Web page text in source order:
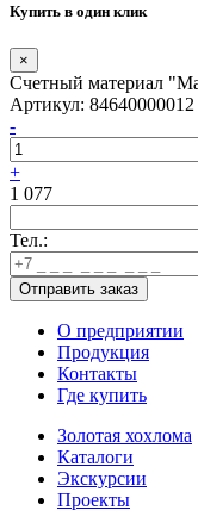
Купить в один клик
×
Счетный материал
Артикул: 84640000012
-
+
1 077
Тел.:
О предприятии
Продукция
Контакты
Где купить
Золотая хохлома
Каталоги
Экскурсии
Проекты